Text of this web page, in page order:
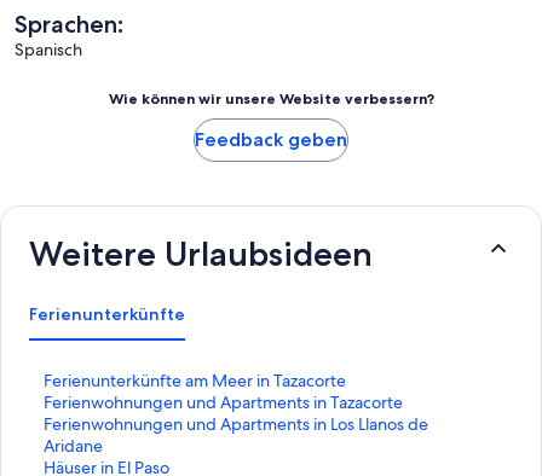
Sprachen:
Spanisch
Wie können wir unsere Website verbessern?
Feedback geben
Weitere Urlaubsideen
Ferienunterkünfte
Ferienunterkünfte am Meer in Tazacorte
L
i
n
k
,
Ferienwohnungen und Apartments in Tazacorte
L
i
n
k
Ferienwohnungen und Apartments in Los Llanos de
Aridane
L
i
n
Häuser in El Paso
L